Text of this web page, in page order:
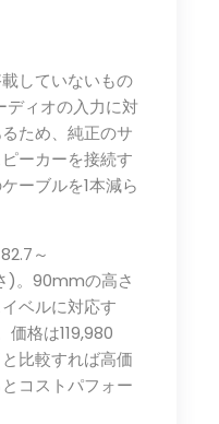
していないもの
ィオの入力に対
ため、純正のサ
ーカーを接続す
ーブルを1本減ら
～
)。90mmの高さ
ベルに対応す
価格は119,980
比較すれば高価
コストパフォー